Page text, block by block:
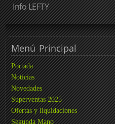
Info LEFTY
MenúPrincipal
Portada
Noticias
Novedades
Superventas 2025
Ofertas y liquidaciones
Segunda Mano